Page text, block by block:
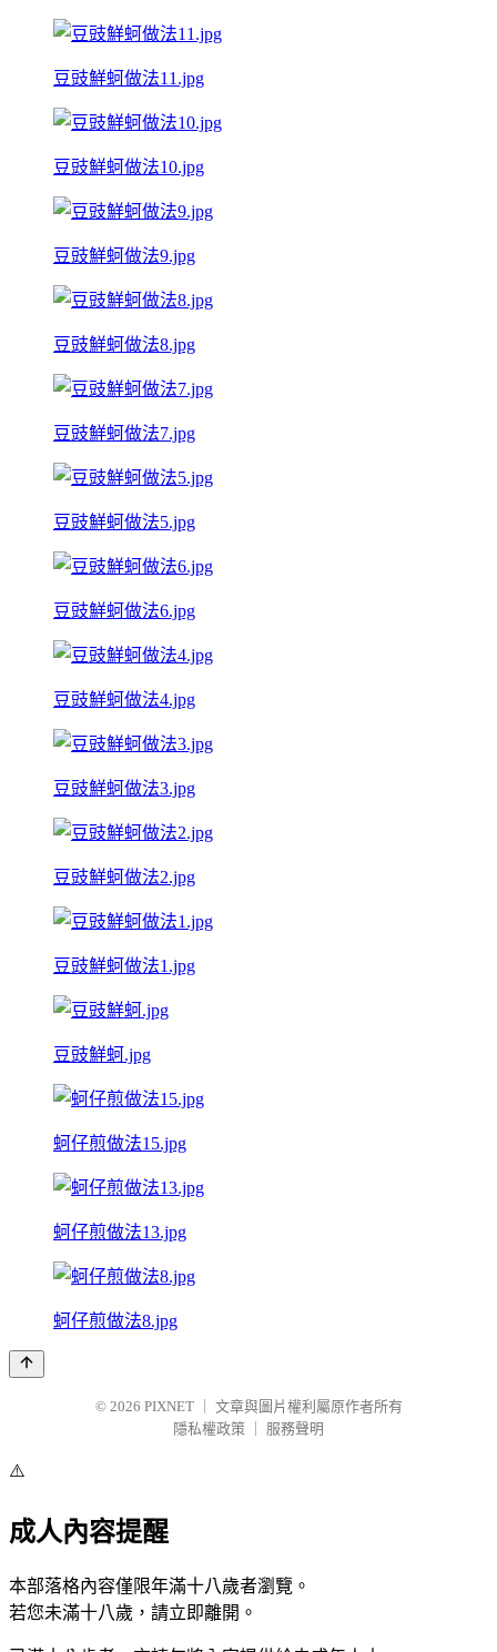
豆豉鮮蚵做法11.jpg
豆豉鮮蚵做法10.jpg
豆豉鮮蚵做法9.jpg
豆豉鮮蚵做法8.jpg
豆豉鮮蚵做法7.jpg
豆豉鮮蚵做法5.jpg
豆豉鮮蚵做法6.jpg
豆豉鮮蚵做法4.jpg
豆豉鮮蚵做法3.jpg
豆豉鮮蚵做法2.jpg
豆豉鮮蚵做法1.jpg
豆豉鮮蚵.jpg
蚵仔煎做法15.jpg
蚵仔煎做法13.jpg
蚵仔煎做法8.jpg
© 2026 PIXNET
文章與圖片權利屬原作者所有
隱私權政策
服務聲明
⚠️
成人內容提醒
本部落格內容僅限年滿十八歲者瀏覽。
若您未滿十八歲，請立即離開。